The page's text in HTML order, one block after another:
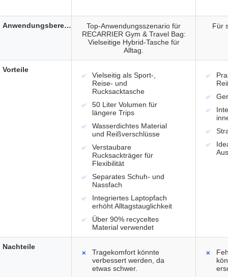
Top-Anwendungsszenario für
RECARRIER Gym & Travel Bag:
Vielseitige Hybrid-Tasche für
Alltag.
Für
Vielseitig als Sport-,
Reise- und
Rucksacktasche
50 Liter Volumen für
längere Trips
Wasserdichtes Material
und Reißverschlüsse
Verstaubare
Rucksackträger für
Flexibilität
Separates Schuh- und
Nassfach
Integriertes Laptopfach
erhöht Alltagstauglichkeit
Über 90% recyceltes
Material verwendet
Tragekomfort könnte
verbessert werden, da
etwas schwer.
Anwendungsbereich
Vorteile
Nachteile